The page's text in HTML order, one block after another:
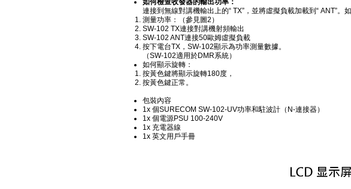
如何檢查收發器的輸出功率：
連接到無線對講機輸出上的“ TX”，並將虛擬負載加載到“ ANT”
測量功率：（參見圖2）
SW-102 TX連接對講機射頻輸出
SW-102 ANT連接50歐姆虛擬負載
按下電台TX，SW-102顯示為功率測量數據。
（SW-102適用於DMR系統）
如何顯示旋轉：
按黃色鍵將顯示旋轉180度，
按黃色鍵正常。
包裝內容
1x 個SURECOM SW-102-UV功率和駐波計（N-連接器）
1x 個電源PSU 100-240V
1x 充電器線
1x 英文用戶手冊